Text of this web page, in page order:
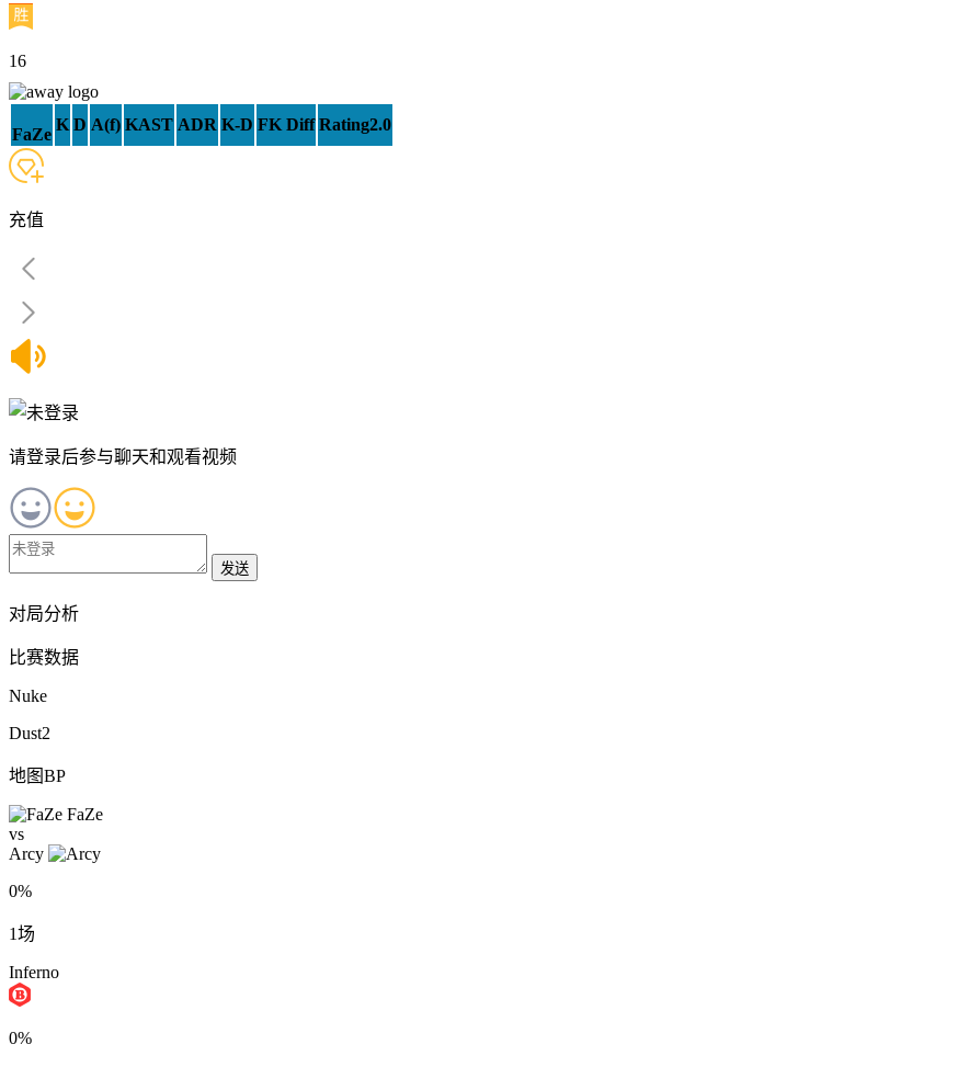
16
FaZe
K D A(f) KAST ADR K-D FK Diff Rating2.0
充值
请登录后参与聊天和观看视频
发送
对局分析
比赛数据
Nuke
Dust2
地图BP
FaZe
vs
Arcy
0%
1场
Inferno
0%